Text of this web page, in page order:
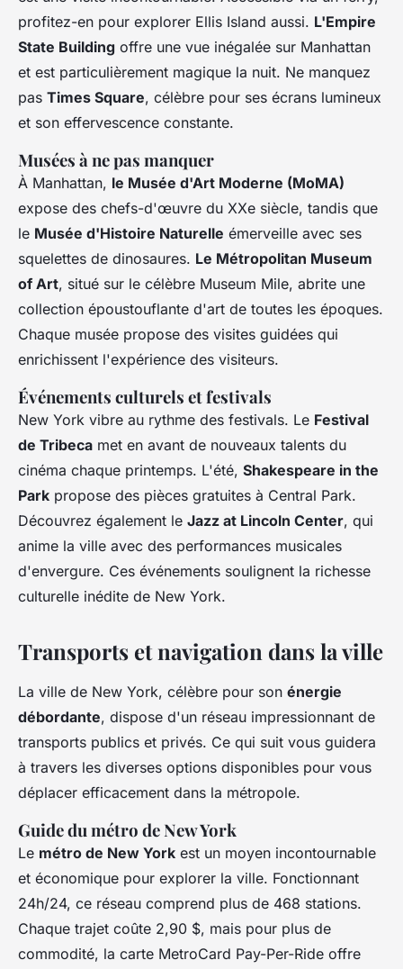
profitez-en pour explorer Ellis Island aussi. L'Empire
State Building offre une vue inégalée sur Manhattan
et est particulièrement magique la nuit. Ne manquez
pas Times Square, célèbre pour ses écrans lumineux
et son effervescence constante.
Musées à ne pas manquer
À Manhattan, le Musée d'Art Moderne (MoMA)
expose des chefs-d'œuvre du XXe siècle, tandis que
le Musée d'Histoire Naturelle émerveille avec ses
squelettes de dinosaures. Le Métropolitan Museum
of Art, situé sur le célèbre Museum Mile, abrite une
collection époustouflante d'art de toutes les époques.
Chaque musée propose des visites guidées qui
enrichissent l'expérience des visiteurs.
Événements culturels et festivals
New York vibre au rythme des festivals. Le Festival
de Tribeca met en avant de nouveaux talents du
cinéma chaque printemps. L'été, Shakespeare in the
Park propose des pièces gratuites à Central Park.
Découvrez également le Jazz at Lincoln Center, qui
anime la ville avec des performances musicales
d'envergure. Ces événements soulignent la richesse
culturelle inédite de New York.
Transports et navigation dans la ville
La ville de New York, célèbre pour son énergie
débordante, dispose d'un réseau impressionnant de
transports publics et privés. Ce qui suit vous guidera
à travers les diverses options disponibles pour vous
déplacer efficacement dans la métropole.
Guide du métro de New York
Le métro de New York est un moyen incontournable
et économique pour explorer la ville. Fonctionnant
24h/24, ce réseau comprend plus de 468 stations.
Chaque trajet coûte 2,90 $, mais pour plus de
commodité, la carte MetroCard Pay-Per-Ride offre